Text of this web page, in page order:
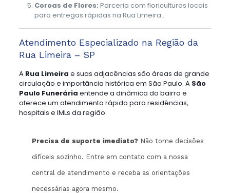
Coroas de Flores: Parceria com floriculturas locais
para entregas rápidas na Rua Limeira .
Atendimento Especializado na Região da
Rua Limeira – SP
A Rua Limeira e suas adjacências são áreas de grande
circulação e importância histórica em São Paulo. A São
Paulo Funerária entende a dinâmica do bairro e
oferece um atendimento rápido para residências,
hospitais e IMLs da região.
Precisa de suporte imediato?Não tome decisões
difíceis sozinho. Entre em contato com a nossa
central de atendimento e receba as orientações
necessárias agora mesmo.